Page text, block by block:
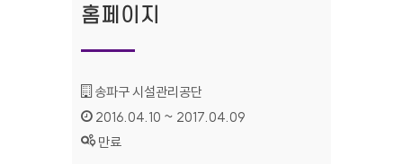
홈페이지
기관명 :
송파구 시설관리공단
인증기간 :
2016.04.10 ~ 2017.04.09
상태 :
만료